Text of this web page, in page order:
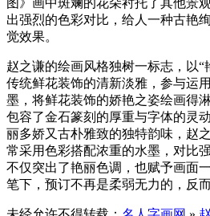
出强烈的色彩对比，给人一种古艳
觉效果。
赵之谦的绘画风格独树一标志，以“
传统鲜花装饰的清新淡雅，参与运
墨，将鲜花装饰的娇艳之姿绘画得
包容了金石篆刻的厚重与字体的灵
丽多娇又古朴雅致的独特韵味，赵
常采用色彩搭配浓重的水墨，对比
不仅突出了艳丽色调，也赋予画面
笔下，预订不再是柔弱无力的，反